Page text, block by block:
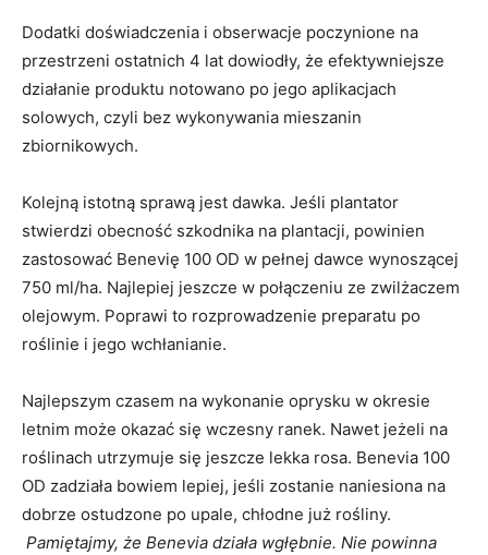
Dodatki doświadczenia i obserwacje poczynione na
przestrzeni ostatnich 4 lat dowiodły, że efektywniejsze
działanie produktu notowano po jego aplikacjach
solowych, czyli bez wykonywania mieszanin
zbiornikowych.
Kolejną istotną sprawą jest dawka. Jeśli plantator
stwierdzi obecność szkodnika na plantacji, powinien
zastosować Benevię 100 OD w pełnej dawce wynoszącej
750 ml/ha. Najlepiej jeszcze w połączeniu ze zwilżaczem
olejowym. Poprawi to rozprowadzenie preparatu po
roślinie i jego wchłanianie.
Najlepszym czasem na wykonanie oprysku w okresie
letnim może okazać się wczesny ranek. Nawet jeżeli na
roślinach utrzymuje się jeszcze lekka rosa. Benevia 100
OD zadziała bowiem lepiej, jeśli zostanie naniesiona na
dobrze ostudzone po upale, chłodne już rośliny.
Pamiętajmy, że Benevia działa wgłębnie. Nie powinna